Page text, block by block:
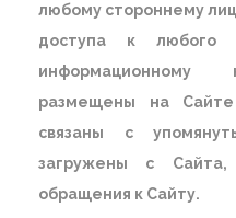
любому стороннему
доступа к любого
информационному
размещены на
связаны с
загружены с
обращения к Сайту.